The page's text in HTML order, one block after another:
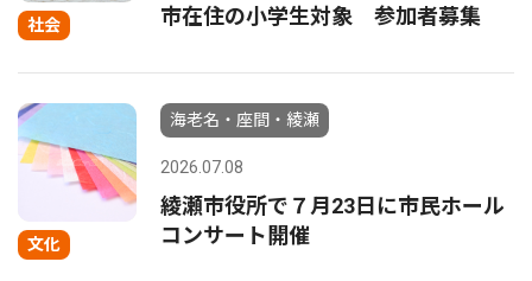
社会
市在住の小学生対象 参加者募集
文化
海老名・座間・綾瀬
2026.07.08
綾瀬市役所で７月23日に市民ホール
コンサート開催